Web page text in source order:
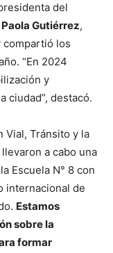
del
Paola Gutiérrez,
compartió los
“En 2024
y
ciudad”, destacó.
Vial, Tránsito y la
a cabo una
Escuela N° 8 con
internacional de
Estamos
sobre la
formar